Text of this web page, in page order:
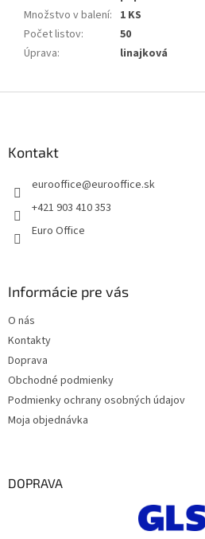
Množstvo v balení: 1 KS
Počet listov:
50
Úprava: linajková
Kontakt
eurooffice@eurooffice.sk
+421 903 410 353
Euro Office
Informácie pre vás
O nás
Kontakty
Doprava
Obchodné podmienky
Podmienky ochrany osobných údajov
Moja objednávka
DOPRAVA